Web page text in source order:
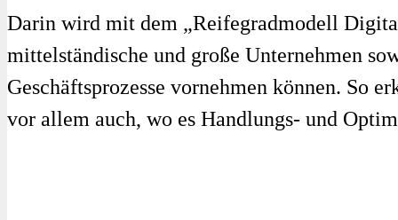
Darin wird mit dem „Reifegradmodell
mittelständische und große Unternehmen
Geschäftsprozesse vornehmen können. So
vor allem auch, wo es Handlungs- und